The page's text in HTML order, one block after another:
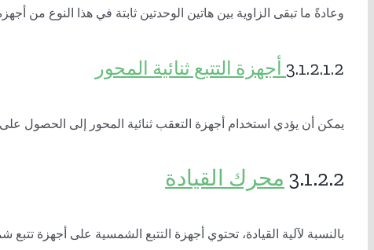
وعادةً ما تبقى الزاوية بين هاتين الوحدتين ثابتة في هذا النوع من
3.1.2.1.2 أجهزة التتبع ثنائية المحور
يمكن أن يؤدي استخدام أجهزة التعقب ثنائية المحور إلى الحصول
3.1.2.2 محرك القيادة
بالنسبة لآلية القيادة، تحتوي أجهزة التتبع الشمسية على أجهزة